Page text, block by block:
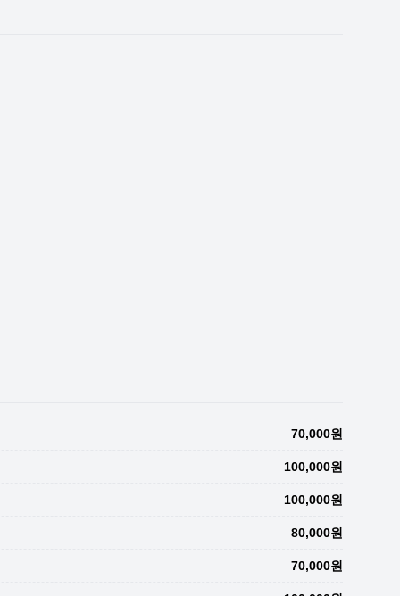
70,000원
100,000원
100,000원
80,000원
70,000원